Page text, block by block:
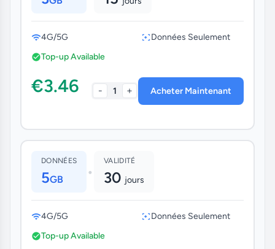
4G/5G
Données Seulement
Top-up Available
€3.46 - 1 + Acheter Maintenant
DONNÉES
5GB •
VALIDITÉ
30 jours
4G/5G
Données Seulement
Top-up Available